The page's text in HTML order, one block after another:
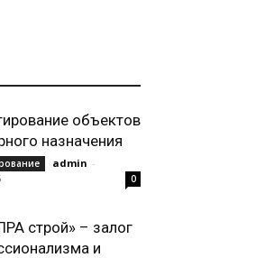
объектов
назначения
admin -
0
строй» – залог
и